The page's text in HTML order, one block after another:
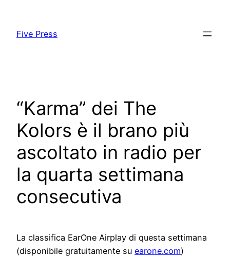
content
Five Press
“Karma” dei The
Kolors è il brano più
ascoltato in radio per
la quarta settimana
consecutiva
La classifica EarOne Airplay di questa settimana
(disponibile gratuitamente su earone.com)